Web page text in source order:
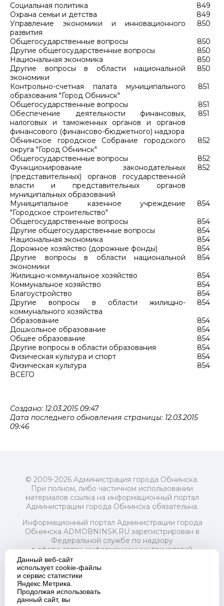
Социальная политика
849
Охрана семьи и детства
849
Управление экономики и инновационного
развития
850
Общегосударственные вопросы
850
Другие общегосударственные вопросы
850
Национальная экономика
850
Другие вопросы в области национальной
экономики
850
Контрольно-счетная палата муниципального
образования "Город Обнинск"
851
Общегосударственные вопросы
851
Обеспечение деятельности финансовых,
налоговых и таможенных органов и органов
финансового (финансово-бюджетного) надзора
851
Обнинское городское Собрание городского
округа "Город Обнинск"
852
Общегосударственные вопросы
852
Функционирование законодательных
(представительных) органов государственной
власти и представительных органов
муниципальных образований
852
Муниципальное казенное учреждение
"Городское строительство"
854
Общегосударственные вопросы
854
Другие общегосударственные вопросы
854
Национальная экономика
854
Дорожное хозяйство (дорожные фонды)
854
Другие вопросы в области национальной
экономики
854
Жилищно-коммунальное хозяйство
854
Коммунальное хозяйство
854
Благоустройство
854
Другие вопросы в области жилищно-
коммунального хозяйства
854
Образование
854
Дошкольное образование
854
Общее образование
854
Другие вопросы в области образования
854
Физическая культура и спорт
854
Физическая культура
854
ВСЕГО
Создано: 12.03.2015 09:47
Дата последнего обновления страницы: 12.03.2015
09:46
© 2009-2026 Администрация города Обнинска.
При полном, либо частичном использовании
материалов ссылка на информационный портал
Администрации города Обнинска обязательна.
Информационный портал Администрации города
Обнинска ADMOBNINSK.RU зарегистрирован в
Федеральной службе по надзору
в сфере связи, информационных технологий
и массовых коммуникаций (Роскомнадзор) 24 июля
2018 года.
Свидетельство о регистрации Эл № ФС77-73321
Учредитель: Администрация (исполнительно-
распорядительный орган) городского округа "Город
Данный веб-сайт
использует cookie-файлы
и сервис статистики
Яндекс.Метрика.
Продолжая использовать
данный сайт, вы